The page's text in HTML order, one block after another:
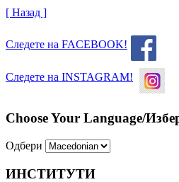
[ Назад ]
Следете на FACEBOOK!
Следете на INSTAGRAM!
Choose Your Language/
Одбери
ИНСТИТУТИ